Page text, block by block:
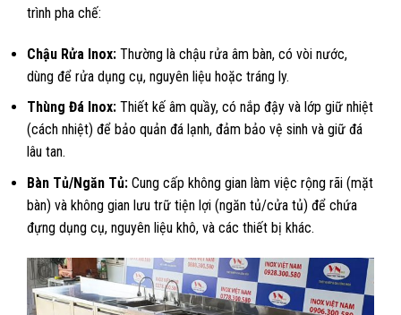
trình pha chế:
Chậu Rửa Inox: Thường là chậu rửa âm bàn, có vòi nước,
dùng để rửa dụng cụ, nguyên liệu hoặc tráng ly.
Thùng Đá Inox: Thiết kế âm quầy, có nắp đậy và lớp giữ nhiệt
(cách nhiệt) để bảo quản đá lạnh, đảm bảo vệ sinh và giữ đá
lâu tan.
Bàn Tủ/Ngăn Tủ: Cung cấp không gian làm việc rộng rãi (mặt
bàn) và không gian lưu trữ tiện lợi (ngăn tủ/cửa tủ) để chứa
đựng dụng cụ, nguyên liệu khô, và các thiết bị khác.